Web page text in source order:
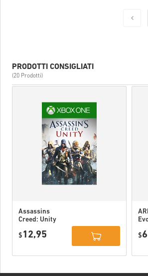
PRODOTTI CONSIGLIATI
(20 Prodotti)
Assassins
Creed: Unity
$ 12,95
$